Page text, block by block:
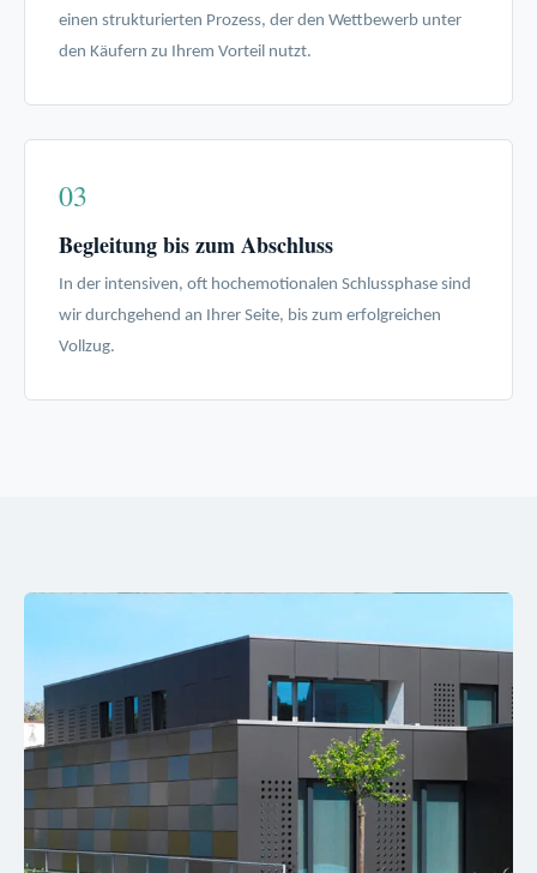
einen strukturierten Prozess, der den Wettbewerb unter
den Käufern zu Ihrem Vorteil nutzt.
03
Begleitung bis zum Abschluss
In der intensiven, oft hochemotionalen Schlussphase sind
wir durchgehend an Ihrer Seite, bis zum erfolgreichen
Vollzug.